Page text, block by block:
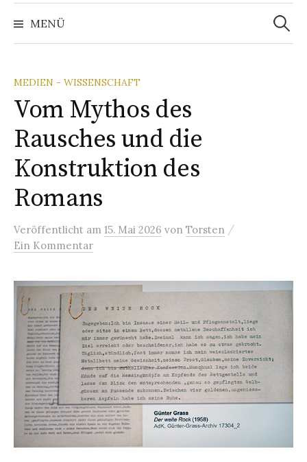
MENÜ
Suchen
nach:
MEDIEN - WISSENSCHAFT
Vom Mythos des
Rausches und die
Konstruktion des
Romans
Veröffentlicht am 15. Mai 2026 von Torsten /
Ein Kommentar